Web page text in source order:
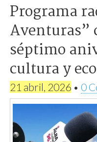
Programa
Aventuras”
séptimo
cultura y
21 abril, 2026 • 0